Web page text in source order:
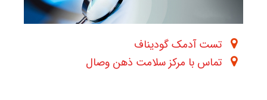
تست آدمک گودیناف
تماس با مرکز سلامت ذهن وصال